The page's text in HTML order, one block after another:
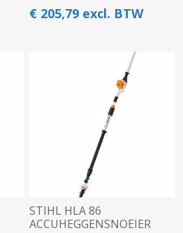
€ 205,79 excl. BTW
STIHL HLA 86
ACCUHEGGENSNOEIER